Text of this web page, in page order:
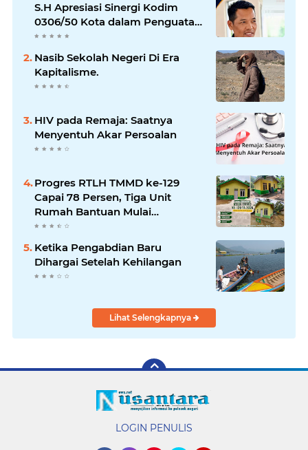
S.H Apresiasi Sinergi Kodim
0306/50 Kota dalam Penguatan
Mitigasi dan Penanganan
Bencana
Nasib Sekolah Negeri Di Era
Kapitalisme.
HIV pada Remaja: Saatnya
Menyentuh Akar Persoalan
Progres RTLH TMMD ke-129
Capai 78 Persen, Tiga Unit
Rumah Bantuan Mulai
Rampung
Ketika Pengabdian Baru
Dihargai Setelah Kehilangan
Lihat Selengkapnya
LOGIN PENULIS